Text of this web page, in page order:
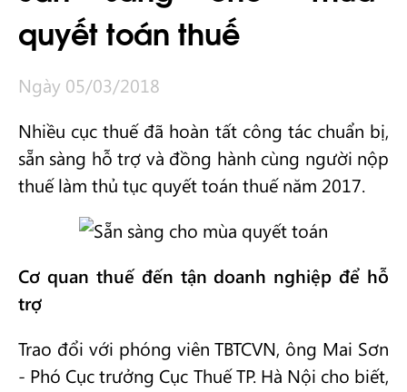
quyết toán thuế
Ngày 05/03/2018
Nhiều cục thuế đã hoàn tất công tác chuẩn bị,
sẵn sàng hỗ trợ và đồng hành cùng người nộp
thuế làm thủ tục quyết toán thuế năm 2017.
Cơ quan thuế đến tận doanh nghiệp để hỗ
trợ
Trao đổi với phóng viên TBTCVN, ông Mai Sơn
- Phó Cục trưởng Cục Thuế TP. Hà Nội cho biết,